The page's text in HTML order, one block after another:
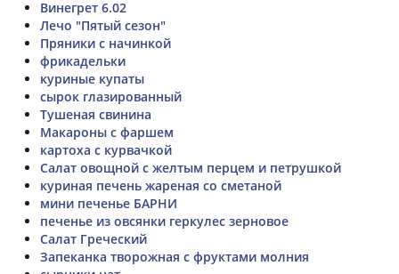
Винегрет 6.02
Лечо "Пятый сезон"
Пряники с начинкой
фрикадельки
куриные купаты
сырок глазированный
Тушеная свинина
Макароны с фаршем
картоха с курвачкой
Салат овощной с желтым перцем и петрушкой
куриная печень жареная со сметаной
мини печенье БАРНИ
печенье из овсянки геркулес зерновое
Салат Греческий
Запеканка творожная с фруктами молния